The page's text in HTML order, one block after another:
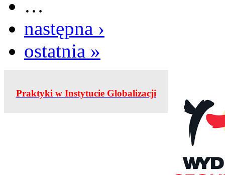
…
następna ›
ostatnia »
Praktyki w Instytucie Globalizacji